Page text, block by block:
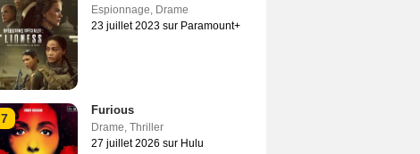
Espionnage, Drame
23 juillet 2023 sur Paramount+
7
Furious
Drame, Thriller
27 juillet 2026 sur Hulu